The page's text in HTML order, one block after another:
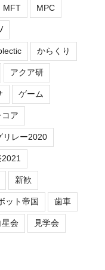
MFT MPC
からくり
アクア研
ゲーム
ア
リレー2020
新歓
ット帝国 歯車
星会 見学会